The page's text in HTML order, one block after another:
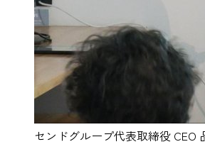
センドグループ代表取締役 CEO